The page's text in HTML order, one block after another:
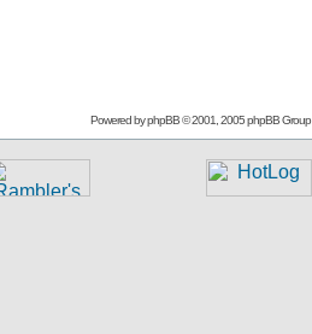
Powered byphpBB© 2001, 2005 phpBB Group